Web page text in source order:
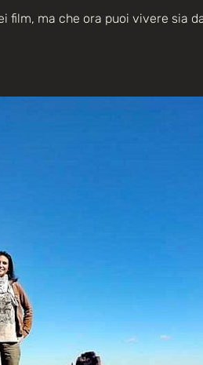
film, ma che ora puoi vivere sia